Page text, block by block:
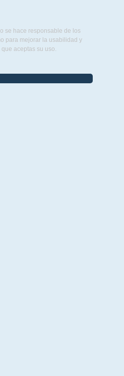
se hace responsable de los
para mejorar la usabilidad y
aceptas su uso.